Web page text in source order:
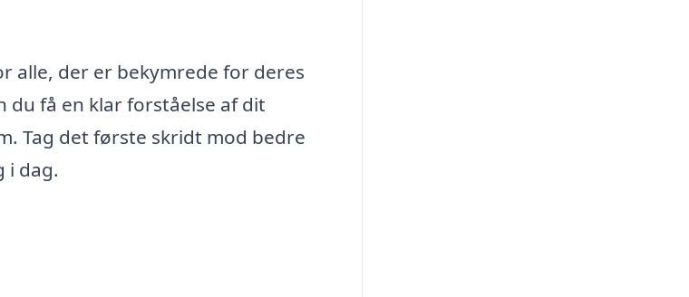
alle, der er bekymrede for deres
få en klar forståelse af dit
Tag det første skridt mod bedre
i dag.